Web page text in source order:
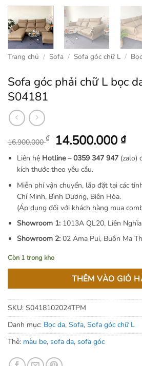
Trang chủ / Sofa / Sofa góc chữ L /
Sofa góc phải chữ L bọc
S04181
16.900.000₫ Giá
gốc
là:
16.900.000 ₫.
14.500.000 ₫Giá
tại
Liên hệ Hotline – 0359 347 947 (zalo)
kích thước theo yêu cầu.
Miễn phí vận chuyển, lắp đặt tại các
Chí Minh, Bình Dương, Biên Hòa.
(Áp dụng đối với khách hàng mua
Showroom 1: 1013A QL20, Liên
Showroom 2: 02 Ama Pui, Buôn Ma
Còn 1 trong kho
THÊM VÀO GIỎ
SKU: S0418102024TPM
Danh mục: Bọc da, Sofa, Sofa góc chữ L
Thẻ: màu be, sofa da, sofa góc